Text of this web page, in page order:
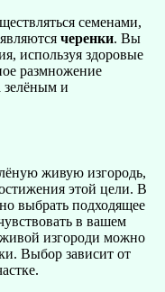
семенами,
черенки. Вы
используя здоровые
размножение
зелёным и
живую изгородь,
этой цели. В
выбрать подходящее
в вашем
изгороди можно
Выбор зависит от